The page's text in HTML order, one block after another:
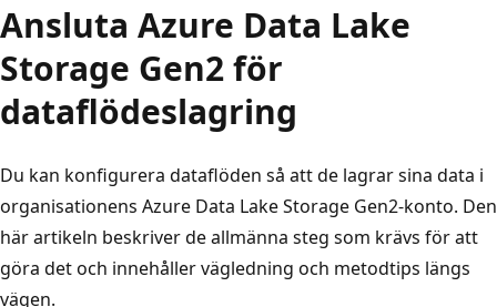
Ansluta Azure Data Lake
Storage Gen2 för
dataflödeslagring
Du kan konfigurera dataflöden så att de lagrar sina data i
organisationens Azure Data Lake Storage Gen2-konto. Den
här artikeln beskriver de allmänna steg som krävs för att
göra det och innehåller vägledning och metodtips längs
vägen.